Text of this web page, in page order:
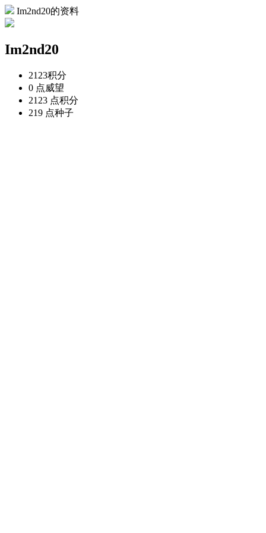
Im2nd20的资料
Im2nd20
2123积分
0 点威望
2123 点积分
219 点种子